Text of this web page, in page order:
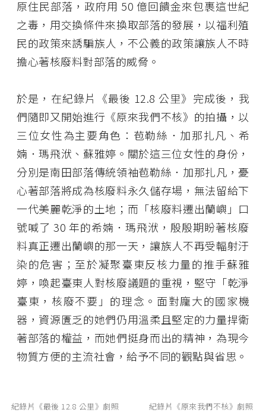
原住民部落，政府用 50 億回饋金來包裹這世紀
之毒，用交換條件來換取部落的發展，以福利殖
民的政策來誘騙族人，不公義的政策讓族人不時
擔心著核廢料對部落的威脅。
於是，在紀錄片《最後 12.8 公里》完成後，我
們隨即又開始進行《原來我們不核》的拍攝，以
三位女性為主要角色：苞勒絲．加那扎凡、希
婻．瑪飛洑、蘇雅婷。關於這三位女性的身份，
分別是南田部落傳統領袖苞勒絲．加那扎凡，憂
心著部落將成為核廢料永久儲存場，無法留給下
一代美麗乾淨的土地；而「核廢料遷出蘭嶼」口
號喊了 30 年的希婻．瑪飛洑，殷殷期盼著核廢
料真正遷出蘭嶼的那一天，讓族人不再受輻射汙
染的危害；至於凝聚臺東反核力量的推手蘇雅
婷，喚起臺東人對核廢議題的重視，堅守「乾淨
臺東，核廢不要」的理念。面對龐大的國家機
器，資源匱乏的她們仍用溫柔且堅定的力量捍衛
著部落的權益，而她們挺身而出的精神，為現今
物質方便的主流社會，給予不同的觀點與省思。
紀錄片《最後 12.8 公里》劇照 紀錄片《原來我們不核》劇照